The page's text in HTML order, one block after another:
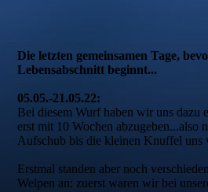
Die letzten gemeinsamen Tage,
Lebensabschnitt beginnt...
05.05.-21.05.22:
Bei diesem Wurf haben wir uns dazu
erst mit 10 Wochen abzugeben...also
Aufschub bis die kleinen Knuffel uns
Erstmal standen aber noch
Welpen an: zuerst waren wir bei